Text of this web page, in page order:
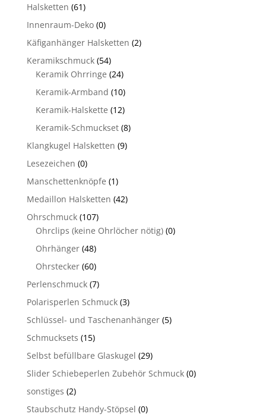
Halsketten (61)
Innenraum-Deko (0)
Käfiganhänger Halsketten (2)
Keramikschmuck (54)
Keramik Ohrringe (24)
Keramik-Armband (10)
Keramik-Halskette (12)
Keramik-Schmuckset (8)
Klangkugel Halsketten (9)
Lesezeichen (0)
Manschettenknöpfe (1)
Medaillon Halsketten (42)
Ohrschmuck (107)
Ohrclips (keine Ohrlöcher nötig) (0)
Ohrhänger (48)
Ohrstecker (60)
Perlenschmuck (7)
Polarisperlen Schmuck (3)
Schlüssel- und Taschenanhänger (5)
Schmucksets (15)
Selbst befüllbare Glaskugel (29)
Slider Schiebeperlen Zubehör Schmuck (0)
sonstiges (2)
Staubschutz Handy-Stöpsel (0)